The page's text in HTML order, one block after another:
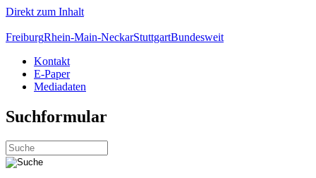
Direkt zum Inhalt
FreiburgRhein-Main-NeckarStuttgartBundesweit
Kontakt
E-Paper
Mediadaten
Suchformular